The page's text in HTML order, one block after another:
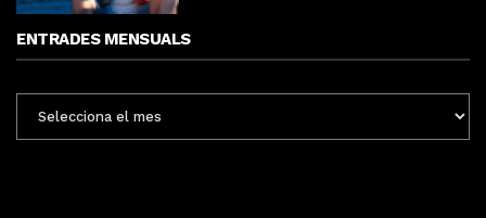
ENTRADES MENSUALS
MENSUALS